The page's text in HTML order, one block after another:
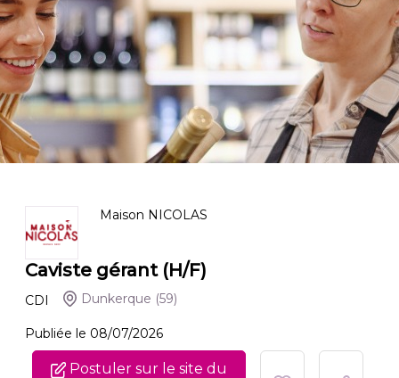
Maison NICOLAS
Caviste gérant (H/F)
CDI Dunkerque (59)
Publiée le 08/07/2026
Postuler sur le site du